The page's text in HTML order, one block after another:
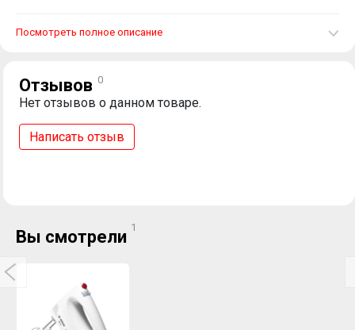
Посмотреть полное описание
Отзывов 0
Нет отзывов о данном товаре.
Написать отзыв
Вы смотрели 1